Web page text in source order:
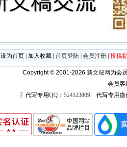
设为首页 加入收藏 首页登陆 会员注册 投稿
Copyright © 2001-2026 新文秘网 为会
会员
〖代写专用QQ：524523809代写专用微